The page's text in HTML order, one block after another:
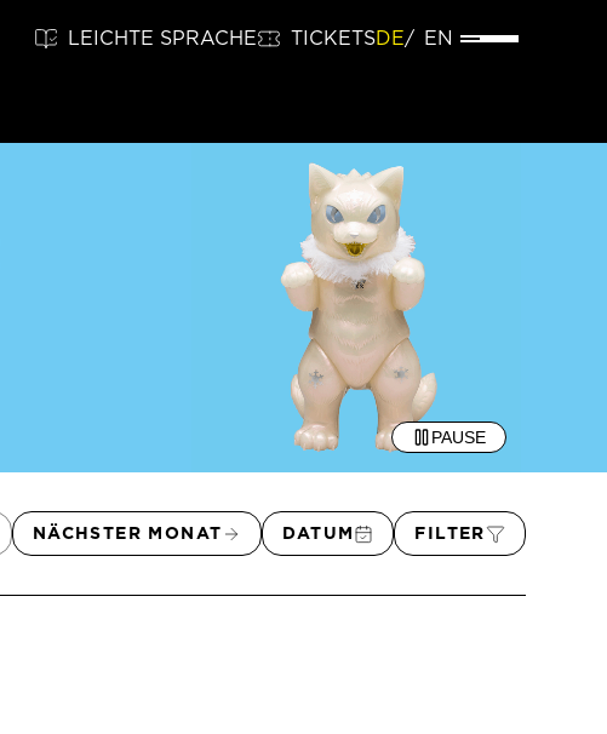
LEICHTE SPRACHE TICKETSDE EN
PAUSE
NÄCHSTER MONAT DATUM FILTER